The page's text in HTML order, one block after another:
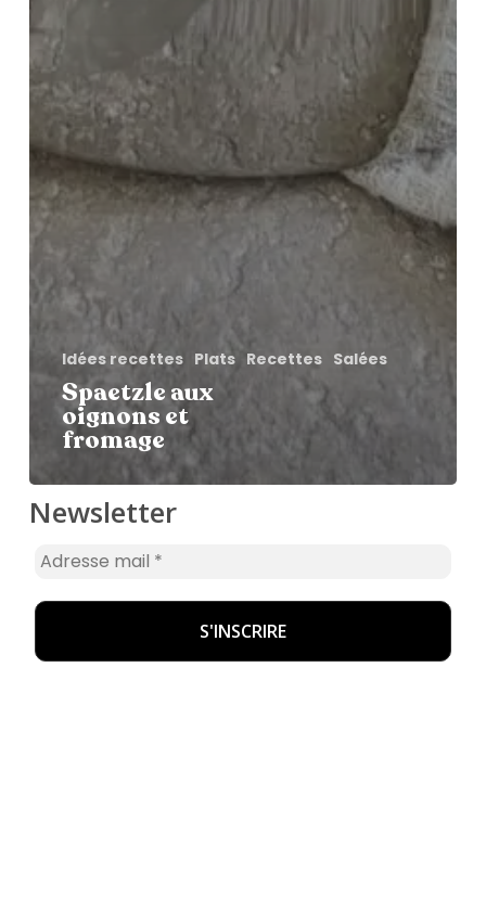
Idées recettes Plats Recettes Salées
Spaetzle aux
oignons et
fromage
Newsletter